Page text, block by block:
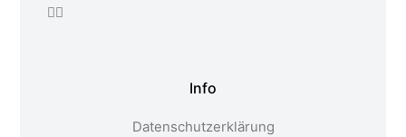
Info
Datenschutzerklärung